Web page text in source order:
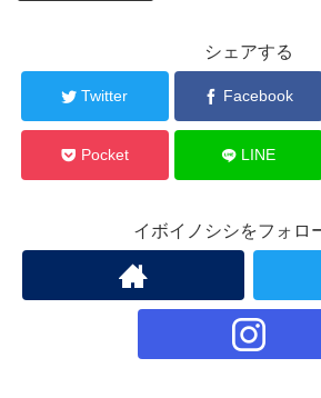
シェアする
Twitter Facebook
Pocket LINE
イボイノシシをフォロ